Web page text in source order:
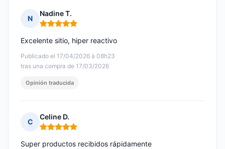
N
Nadine T.
Nota: 5 de 5
Publicado el 17/04/2026 à 08h23
tras una compra de 17/03/2026
Excelente sitio, hiper reactivo
Opinión traducida
C
Celine D.
Nota: 5 de 5
Super productos recibidos rápidamente